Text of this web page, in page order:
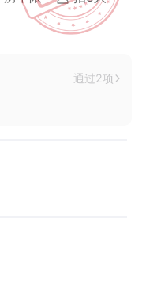
通过2项